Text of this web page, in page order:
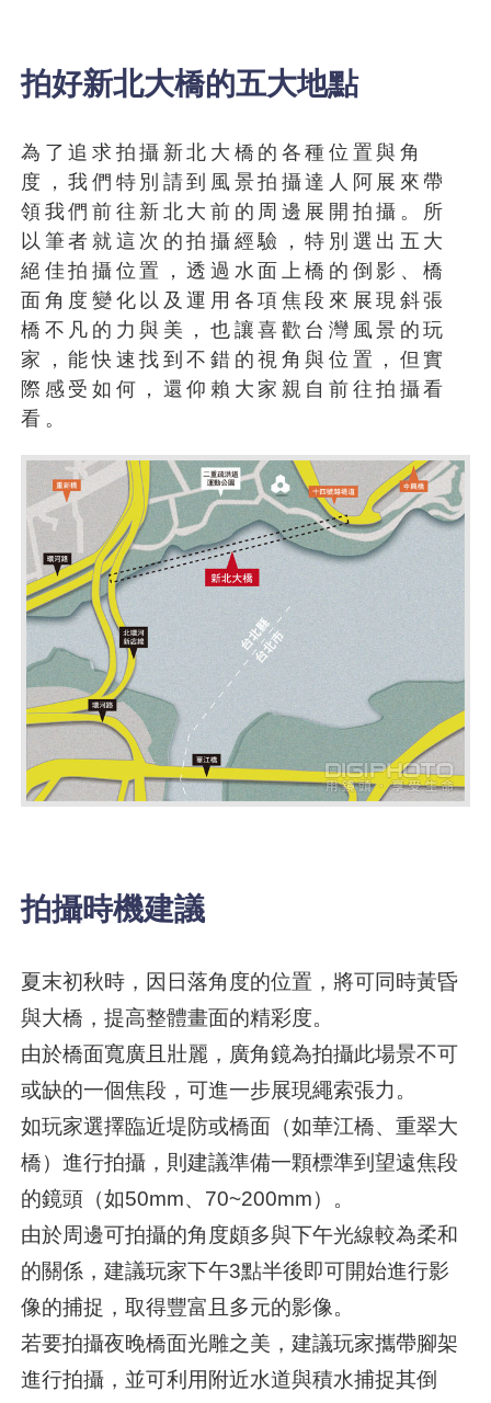
拍好新北大橋的五大地點
為了追求拍攝新北大橋的各種位置與角
度，我們特別請到風景拍攝達人阿展來帶
領我們前往新北大前的周邊展開拍攝。所
以筆者就這次的拍攝經驗，特別選出五大
絕佳拍攝位置，透過水面上橋的倒影、橋
面角度變化以及運用各項焦段來展現斜張
橋不凡的力與美，也讓喜歡台灣風景的玩
家，能快速找到不錯的視角與位置，但實
際感受如何，還仰賴大家親自前往拍攝看
看。
拍攝時機建議
夏末初秋時，因日落角度的位置，將可同時黃昏
與大橋，提高整體畫面的精彩度。
由於橋面寬廣且壯麗，廣角鏡為拍攝此場景不可
或缺的一個焦段，可進一步展現繩索張力。
如玩家選擇臨近堤防或橋面（如華江橋、重翠大
橋）進行拍攝，則建議準備一顆標準到望遠焦段
的鏡頭（如50mm、70~200mm）。
由於周邊可拍攝的角度頗多與下午光線較為柔和
的關係，建議玩家下午3點半後即可開始進行影
像的捕捉，取得豐富且多元的影像。
若要拍攝夜晚橋面光雕之美，建議玩家攜帶腳架
進行拍攝，並可利用附近水道與積水捕捉其倒